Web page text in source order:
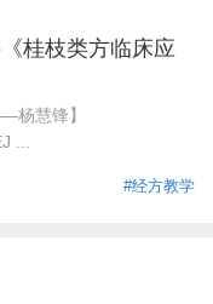
桂枝类方临床应
杨慧锋】
...
#经方教学